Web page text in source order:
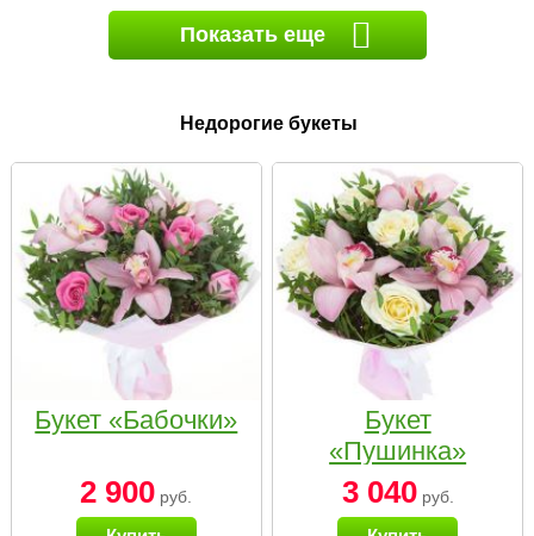
Показать еще
Недорогие букеты
Букет «Бабочки»
2 900 руб.
Букет
«Пушинка»
3 040руб.